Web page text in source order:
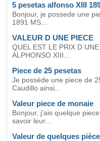
5 pesetas alfonso XIII
Bonjour, je possede une
1891 MS...
VALEUR D UNE PIECE
QUEL EST LE PRIX D
ALPHONSO XIII...
Piece de 25 pesetas
Je possède une piece de
Caudillo ainsi...
Valeur piece de monaie
Bonjour, j'ais quelque
savoir leur...
Valeur de quelques